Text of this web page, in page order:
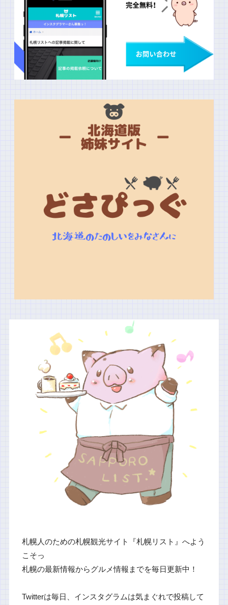
札幌人のための札幌観光サイト『札幌リスト』へよう
こそっ
札幌の最新情報からグルメ情報までを毎日更新中！
Twitterは毎日、インスタグラムは気まぐれで投稿して